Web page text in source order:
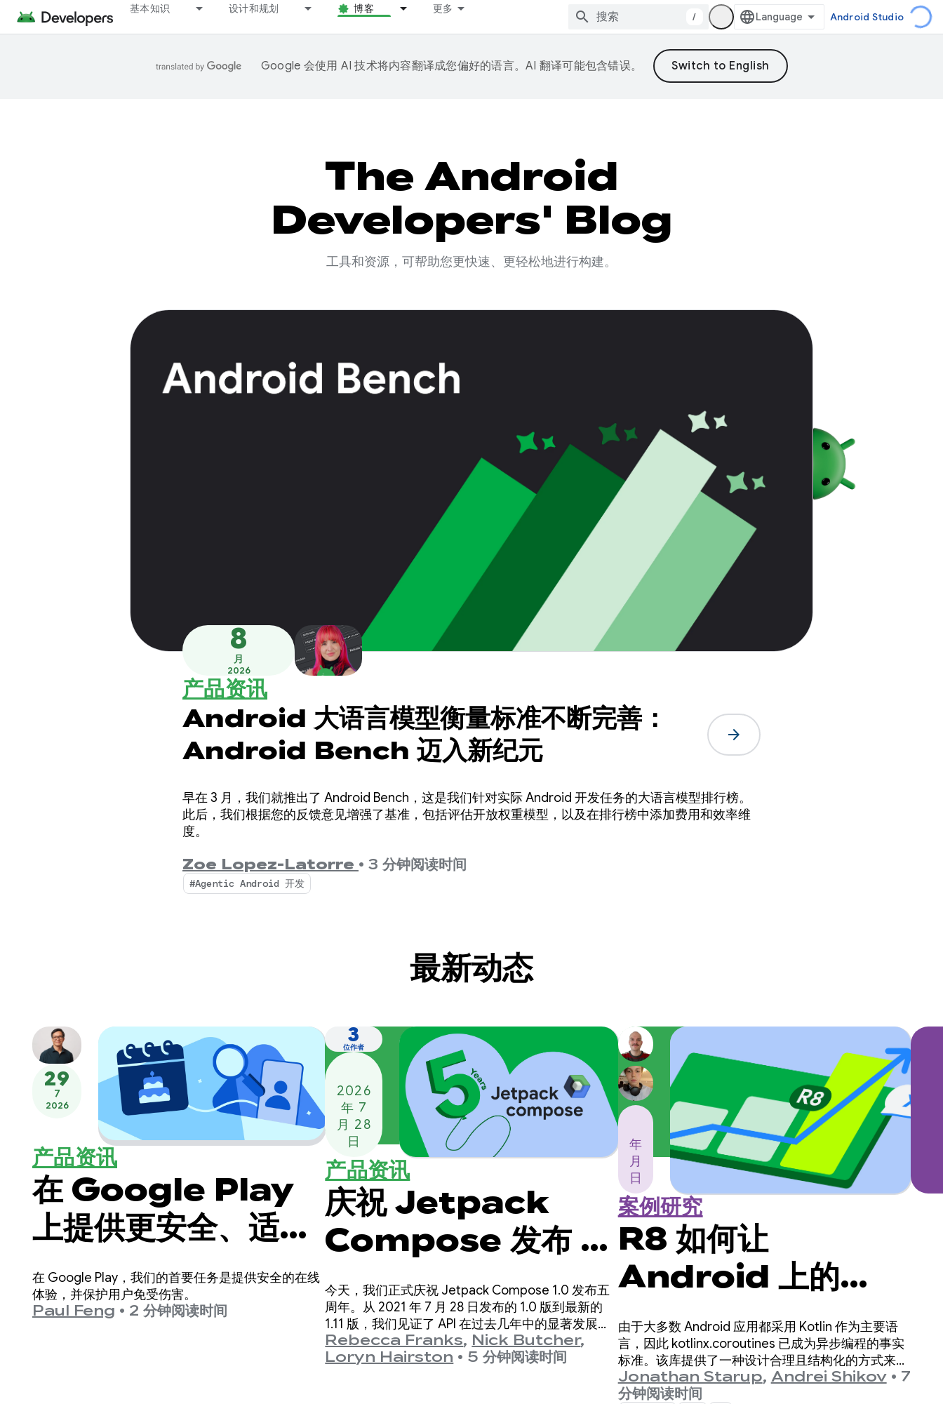
基本知识 设计和规划 博客 更多
/ Android Studio
Google 会使用 AI 技术将内容翻译成您偏好的语言。AI 翻译可能包含错误。
The Android
Developers' Blog
工具和资源，可帮助您更快速、更轻松地进行构建。
8
月
2026
产品资讯
Android 大语言模型衡量标准不断完善：
Android Bench 迈入新纪元
arrow_forward
早在 3 月，我们就推出了 Android Bench，这是我们针对实际 Android 开发任务的大语言模型排行榜。
此后，我们根据您的反馈意见增强了基准，包括评估开放权重模型，以及在排行榜中添加费用和效率维
度。
Zoe Lopez-Latorre • 3 分钟阅读时间
#Agentic Android 开发
最新动态
29
7
2026
产品资讯
在 Google Play
上提供更安全、适合
年龄段的体验
在 Google Play，我们的首要任务是提供安全的在线
体验，并保护用户免受伤害。
Paul Feng • 2 分钟阅读时间
3
位作者
2026
年 7
月 28
日
产品资讯
庆祝 Jetpack
Compose 发布 5
周年
今天，我们正式庆祝 Jetpack Compose 1.0 发布五
周年。从 2021 年 7 月 28 日发布的 1.0 版到最新的
1.11 版，我们见证了 API 在过去几年中的显著发展，
现在我们来庆祝一下。
Rebecca Franks, Nick Butcher,
Loryn Hairston • 5 分钟阅读时间
年
月
日
案例研究
R8 如何让
Android 上的
Kotlin 协程速度提
升 2 倍
由于大多数 Android 应用都采用 Kotlin 作为主要语
言，因此 kotlinx.coroutines 已成为异步编程的事实
标准。该库提供了一种设计合理且结构化的方式来管
理 Kotlin 原生的并发流。
Jonathan Starup, Andrei Shikov • 7
分钟阅读时间